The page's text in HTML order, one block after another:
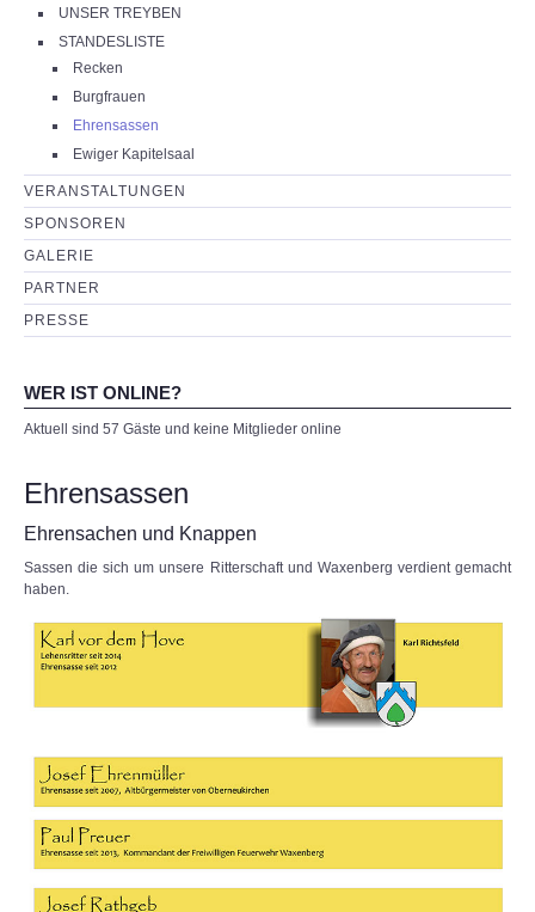
UNSER TREYBEN
STANDESLISTE
Recken
Burgfrauen
Ehrensassen
Ewiger Kapitelsaal
VERANSTALTUNGEN
SPONSOREN
GALERIE
PARTNER
PRESSE
WER IST ONLINE?
Aktuell sind 57 Gäste und keine Mitglieder online
Ehrensassen
Ehrensachen und Knappen
Sassen die sich um unsere Ritterschaft und Waxenberg verdient gemacht
haben.